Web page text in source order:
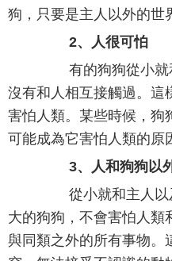
狗，只要是主人以外的世
2、人很可怕
有的狗狗從小就和
沒有和人相互接觸過。這
害怕人類。某些時候，狗
可能成為它害怕人類的原
3、人和狗狗以
從小就和主人以
大的狗狗，不會害怕人類
與同類之外的所有事物。